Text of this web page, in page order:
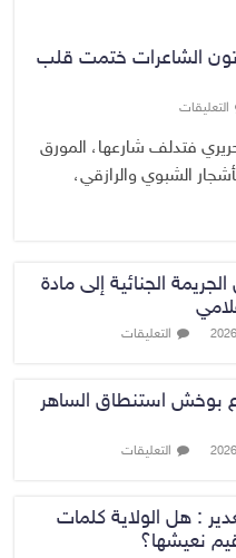
الشاعرات ختمت قلب
التعليقات
فتدلف شارعها، المورق
الشبوي والرازقي،
الجنائية إلى مادة
التعليقات
بوخش استنطاق الساهر
التعليقات
: هل الولاية كلمات
نعيشها؟